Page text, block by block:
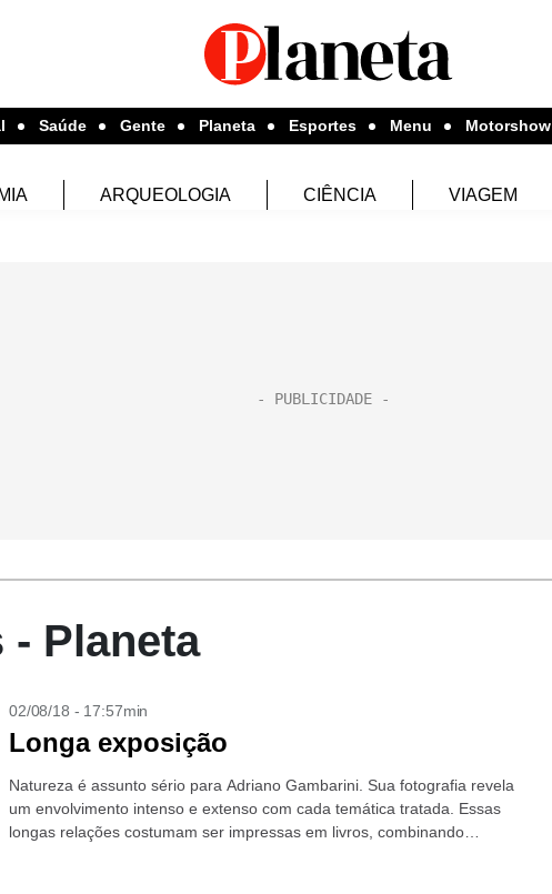
Saúde Gente Planeta Esportes Menu Motorshow
ARQUEOLOGIA CIÊNCIA VIAGEM
Planeta
02/08/18 - 17:57min
Longa exposição
Natureza é assunto sério para Adriano Gambarini. Sua fotografia revela
um envolvimento intenso e extenso com cada temática tratada. Essas
longas relações costumam ser impressas em livros, combinando